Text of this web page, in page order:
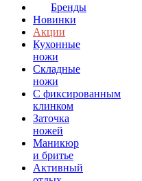
Бренды
Новинки
Акции
Кухонные
ножи
Складные
ножи
C фиксированным
клинком
Заточка
ножей
Маникюр
и бритье
Активный